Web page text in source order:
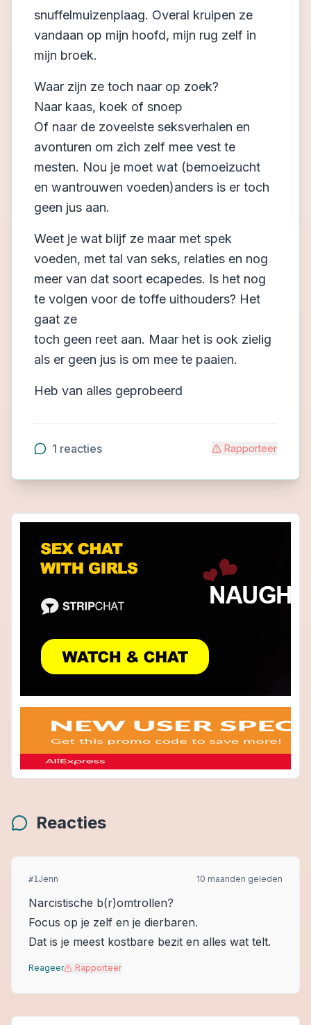
snuffelmuizenplaag. Overal kruipen ze
vandaan op mijn hoofd, mijn rug zelf in
mijn broek.
Waar zijn ze toch naar op zoek?
Naar kaas, koek of snoep
Of naar de zoveelste seksverhalen en
avonturen om zich zelf mee vest te
mesten. Nou je moet wat (bemoeizucht
en wantrouwen voeden)anders is er toch
geen jus aan.
Weet je wat blijf ze maar met spek
voeden, met tal van seks, relaties en nog
meer van dat soort ecapedes. Is het nog
te volgen voor de toffe uithouders? Het
gaat ze
toch geen reet aan. Maar het is ook zielig
als er geen jus is om mee te paaien.
Heb van alles geprobeerd
1 reacties Rapporteer
Reacties
#1Jenn 10 maanden geleden
Narcistische b(r)omtrollen?
Focus op je zelf en je dierbaren.
Dat is je meest kostbare bezit en alles wat telt.
Reageer Rapporteer